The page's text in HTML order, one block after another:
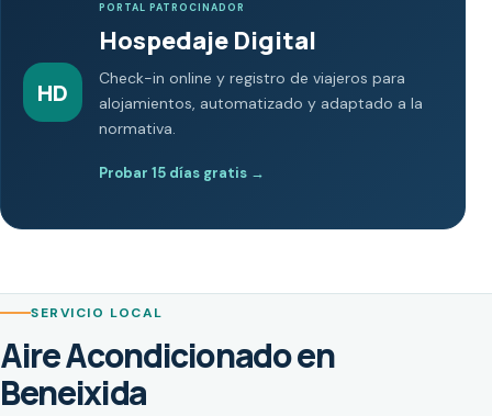
HD
PORTAL PATROCINADOR
Hospedaje Digital
Check-in online y registro de viajeros para
alojamientos, automatizado y adaptado a la
normativa.
Probar 15 días gratis →
SERVICIO LOCAL
Aire Acondicionado en
Beneixida